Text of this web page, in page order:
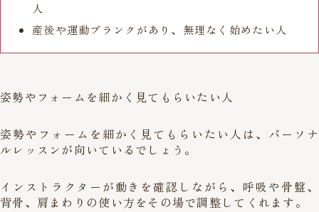
人
産後や運動ブランクがあり、無理なく始めたい人
姿勢やフォームを細かく見てもらいたい人
姿勢やフォームを細かく見てもらいたい人は、パーソナ
ルレッスンが向いているでしょう。
インストラクターが動きを確認しながら、呼吸や骨盤、
背骨、肩まわりの使い方をその場で調整してくれます。